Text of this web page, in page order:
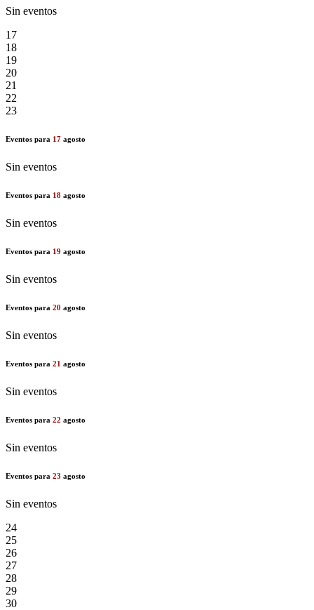
Sin eventos
17
18
19
20
21
22
23
Eventos para 17 agosto
Sin eventos
Eventos para 18 agosto
Sin eventos
Eventos para 19 agosto
Sin eventos
Eventos para 20 agosto
Sin eventos
Eventos para 21 agosto
Sin eventos
Eventos para 22 agosto
Sin eventos
Eventos para 23 agosto
Sin eventos
24
25
26
27
28
29
30